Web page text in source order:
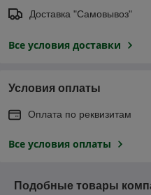
Доставка "Самовывоз"
Все условия доставки
Условия оплаты
Оплата по реквизитам
Все условия оплаты
Подобные товары